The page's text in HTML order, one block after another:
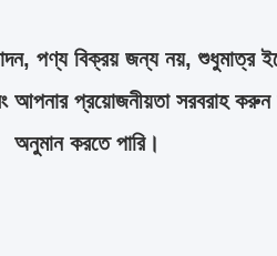
পণ্য বিক্রয় জন্য নয়, শুধুমাত্র
আপনার প্রয়োজনীয়তা সরবরাহ
অনুমান করতে পারি।